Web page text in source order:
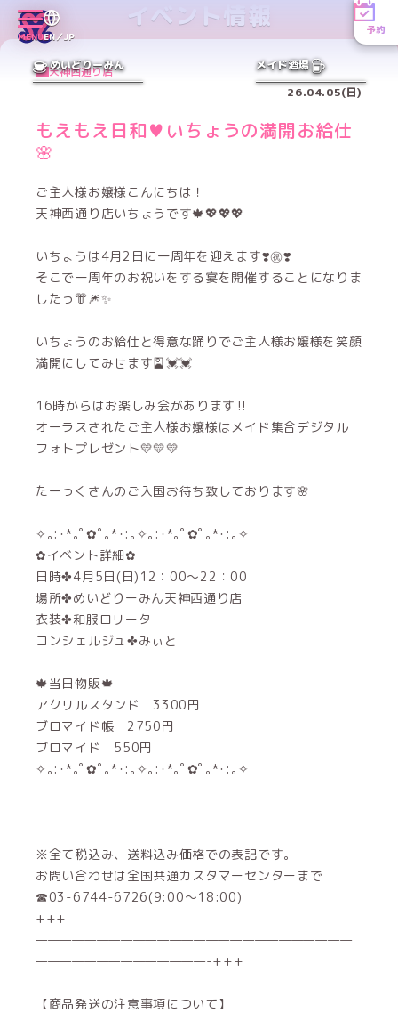
MENUEN／JP
予約
めいどりーみん メイド酒場
イベント情報
天神西通り店
26.04.05(日)
もえもえ日和♥いちょうの満開お給仕
🌸
ご主人様お嬢様こんにちは！
天神西通り店いちょうです🍁💖💖💖
いちょうは4月2日に一周年を迎えます❣️㊗️❣️
そこで一周年のお祝いをする宴を開催することになりま
したっ👘🎆✨️
いちょうのお給仕と得意な踊りでご主人様お嬢様を笑顔
満開にしてみせます🎴💓💓
16時からはお楽しみ会があります‼️
オーラスされたご主人様お嬢様はメイド集合デジタル
フォトプレゼント💛💛💛
たーっくさんのご入国お待ち致しております🌸
✧｡:･*｡ﾟ✿ﾟ｡*･:｡✧｡:･*｡ﾟ✿ﾟ｡*･:｡✧
✿イベント詳細✿
日時✤4月5日(日)12：00～22：00
場所✤めいどりーみん天神西通り店
衣装✤和服ロリータ
コンシェルジュ✤みぃと
🍁当日物販🍁
アクリルスタンド 3300円
ブロマイド帳 2750円
ブロマイド 550円
✧｡:･*｡ﾟ✿ﾟ｡*･:｡✧｡:･*｡ﾟ✿ﾟ｡*･:｡✧
※全て税込み、送料込み価格での表記です。
お問い合わせは全国共通カスタマーセンターまで
☎03-6744-6726(9:00～18:00)
+++
——————————————————————————
——————————————-+++
【商品発送の注意事項について】